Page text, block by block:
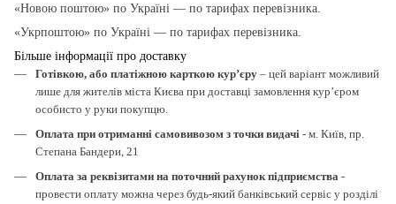
«Новою поштою» по Україні — по тарифах перевізника.
«Укрпоштою» по Україні — по тарифах перевізника.
Більше інформації про доставку
Готівкою, або платіжною карткою кур’єру – цей варіант можливий
лише для жителів міста Києва при доставці замовлення кур’єром
особисто у руки покупцю.
Оплата при отриманні самовивозом з точки видачі - м. Київ, пр.
Степана Бандери, 21
Оплата за реквізитами на поточний рахунок підприємства -
провести оплату можна через будь-який банківський сервіс у розділі